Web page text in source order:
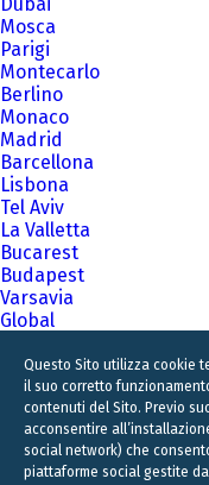
Mosca
Parigi
Montecarlo
Berlino
Monaco
Madrid
Barcellona
Lisbona
Tel Aviv
La Valletta
Bucarest
Budapest
Varsavia
Global
Questo Sito utilizza cookie
il suo corretto
contenuti del Sito. Previo
acconsentire
social network) che
piattaforme social gestite